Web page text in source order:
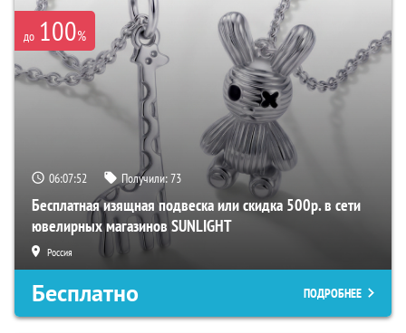
до 100%
06:07:51 Получили:73
Бесплатная изящная подвеска или скидка 500р. в сети
ювелирных магазинов SUNLIGHT
Россия
Бесплатно ПОДРОБНЕЕ